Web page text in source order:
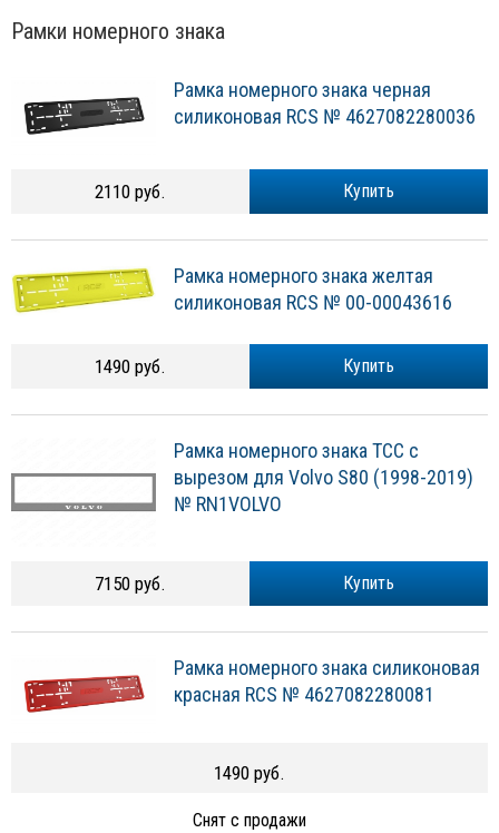
Рамки номерного знака
Рамка номерного знака черная
силиконовая RCS № 4627082280036
Купить
2110 руб.
Рамка номерного знака желтая
силиконовая RCS № 00-00043616
Купить
1490 руб.
Рамка номерного знака ТСС с
вырезом для Volvo S80 (1998-2019)
№ RN1VOLVO
Купить
7150 руб.
Рамка номерного знака силиконовая
красная RCS № 4627082280081
1490 руб.
Снят с продажи